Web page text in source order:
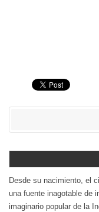
Desde su nacimiento, el
una fuente inagotable de
imaginario popular de la